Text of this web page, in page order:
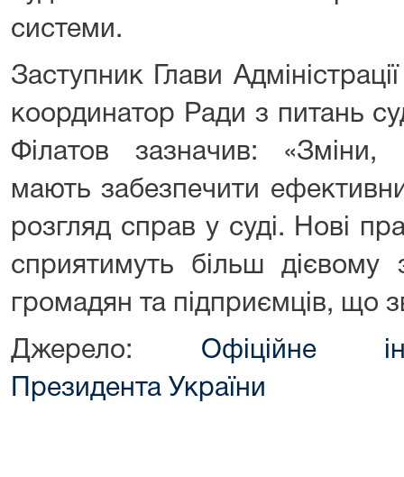
системи.
Заступник Глави
координатор Ради з питань
Філатов зазначив:
мають забезпечити
розгляд справ у суді. Нові
сприятимуть більш дієвому
громадян та підприємців, що
Джерело: Офіційне
Президента України